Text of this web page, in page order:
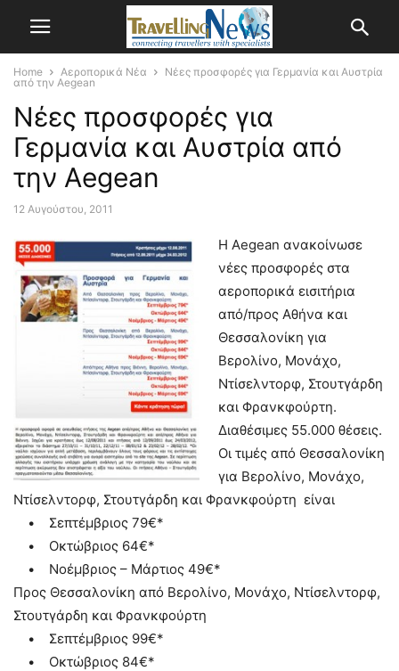
Home Αεροπορικά Νέα
Νέες προσφορές για Γερμανία και Αυστρία
από την Aegean
Νέες προσφορές για
Γερμανία και Αυστρία από
την Aegean
12 Αυγούστου, 2011
Η Aegean ανακοίνωσε
νέες προσφορές στα
αεροπορικά εισιτήρια
από/προς Αθήνα και
Θεσσαλονίκη για
Βερολίνο, Μονάχο,
Ντίσελντορφ, Στουτγάρδη
και Φρανκφούρτη.
Διαθέσιμες 55.000 θέσεις.
Οι τιμές από Θεσσαλονίκη
για Βερολίνο, Μονάχο,
Ντίσελντορφ, Στουτγάρδη και Φρανκφούρτη είναι
• Σεπτέμβριος 79€*
• Οκτώβριος 64€*
• Νοέμβριος – Μάρτιος 49€*
Προς Θεσσαλονίκη από Βερολίνο, Μονάχο, Ντίσελντορφ,
Στουτγάρδη και Φρανκφούρτη
• Σεπτέμβριος 99€*
• Οκτώβριος 84€*